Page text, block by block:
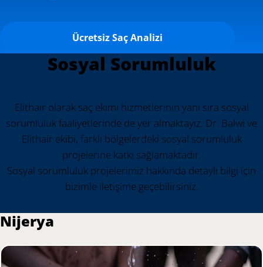
Ücretsiz Saç Analizi
Sosyal Sorumluluk
Elithair olarak saç ekimi hizmetlerinin yanı sıra sosyal
sorumluluk faaliyetlerinde de yer almaktayız. Dr. Balwi ve
Elithair ekibi, farklı bölgelerdeki sosyal sorumluluk
projelerine katkı sağlamaktadır.
Sosyal sorumluluk projelerimiz hakkında detaylı bilgi için
bizimle iletişime geçebilirsiniz.
Nijerya